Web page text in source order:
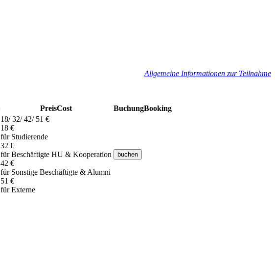
Allgemeine Informationen zur Teilnahme
PreisCost BuchungBooking
18/ 32/ 42/ 51 €
18 €
für Studierende
32 €
für Beschäftigte HU & Kooperation
42 €
für Sonstige Beschäftigte & Alumni
51 €
für Externe